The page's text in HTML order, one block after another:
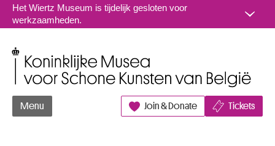
Naar inhoud
Het Wiertz Museum is tijdelijk gesloten voor
werkzaamheden.
Menu Join & Donate Tickets